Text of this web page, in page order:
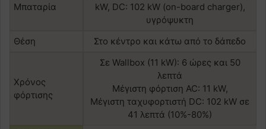
Μπαταρία
kW, DC: 102 kW (on-board charger),
υγρόψυκτη
Θέση
Στο κέντρο και κάτω από το δάπεδο
Χρόνος
φόρτισης
Σε Wallbox (11 kW): 6 ώρες και 50
λεπτά
Μέγιστη φόρτιση AC: 11 kW,
Mέγιστη ταχυφορτιστή DC: 102 kW σε
41 λεπτά (10%-80%)